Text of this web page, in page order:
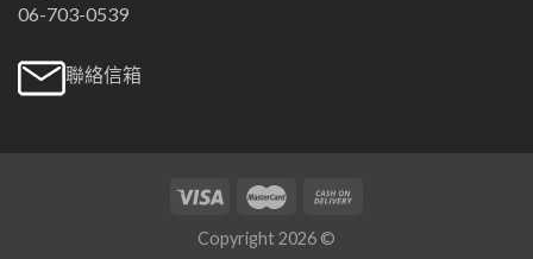
06-703-0539
聯絡信箱
Copyright 2026 ©